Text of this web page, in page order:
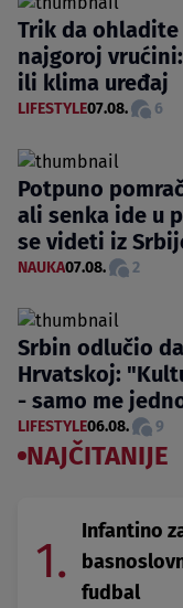
Trik da
najgoroj
ili klima uređaj
LIFESTYLE07.08. 6
Potpuno
ali senka ide u
se videti iz
NAUKA07.08. 2
Srbin odlučio
Hrvatskoj:
- samo me
LIFESTYLE06.08. 9
NAJČITANIJE
1.
Infantino
fudbal